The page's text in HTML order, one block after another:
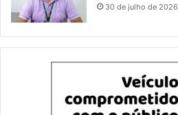
30 de julho de 2026